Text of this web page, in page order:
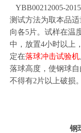
YBB00212005-
测试方法为取本品适
向各5片。试样在温
中，放置4小时以上
定在落球冲击试验机
落球高度，使钢球
不得有2片以上破损。
钢